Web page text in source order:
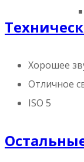
Хорошее
Отличное
ISO 5